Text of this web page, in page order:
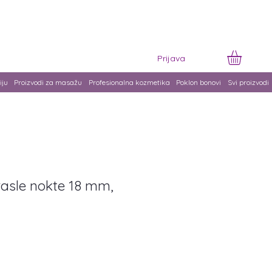
Prijava
Proizvodi za masažu Profesionalna kozmetika Poklon bonovi Svi proizvodi
nokte 18 mm,